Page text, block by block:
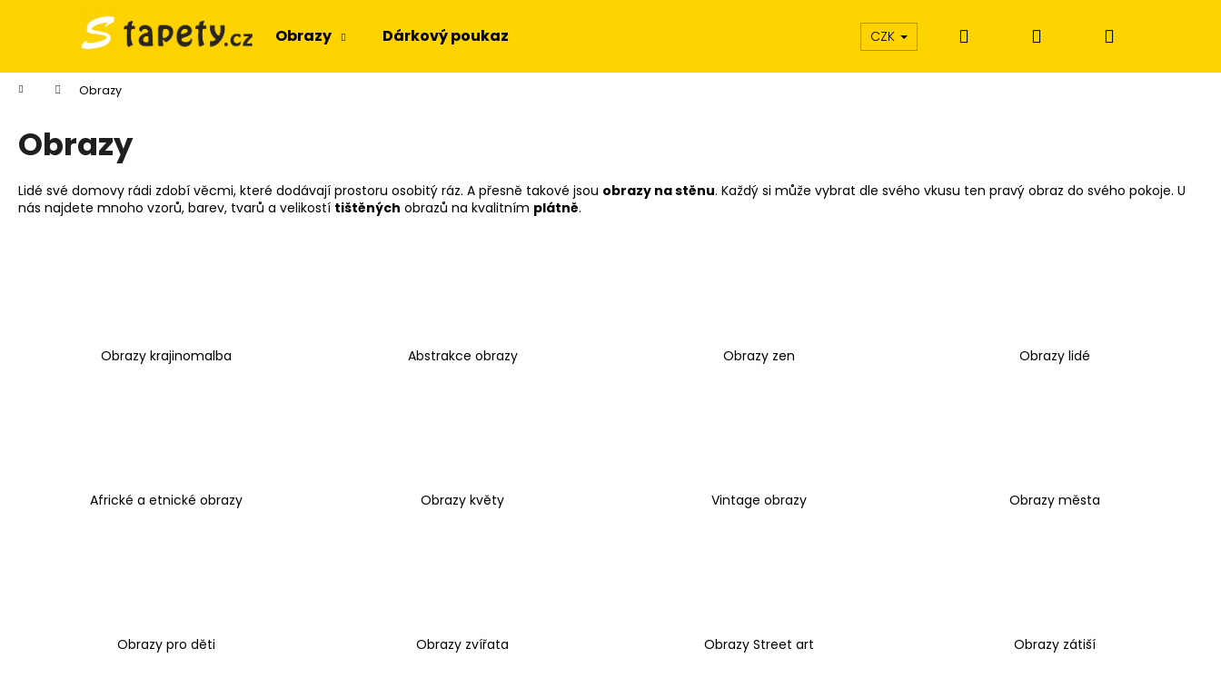
Obrazy Dárkový poukaz CZK Hledat PřihlášeníNákupní
Domů Obrazy
Obrazy
Lidé své domovy rádi zdobí věcmi, které dodávají prostoru osobitý ráz. A přesně takové jsou obrazy na stěnu. Každý si může vybrat dle svého vkusu ten pravý obraz do svého pokoje. U
nás najdete mnoho vzorů, barev, tvarů a velikostí tištěných obrazů na kvalitním plátně.
Obrazy krajinomalba Abstrakce obrazy Obrazy zen Obrazy lidé
Africké a etnické obrazy Obrazy květy Vintage obrazy Obrazy města
Obrazy pro děti Obrazy zvířata Obrazy Street art Obrazy zátiší
í
Zpět
do
obchodu
Zpět
do
obchodu